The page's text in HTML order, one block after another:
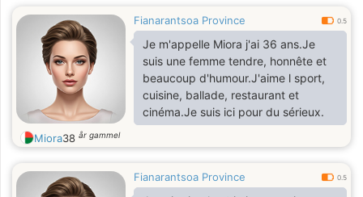
Fianarantsoa Province 0.5
Je m'appelle Miora j'ai 36 ans.Je
suis une femme tendre, honnête et
beaucoup d'humour.J'aime l sport,
cuisine, ballade, restaurant et
cinéma.Je suis ici pour du sérieux.
Miora38 år gammel
Fianarantsoa Province 0.5